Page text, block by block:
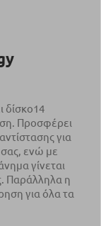
δίσκο14
Προσφέρει
για
ενώ με
γίνεται
Παράλληλα η
για όλα τα